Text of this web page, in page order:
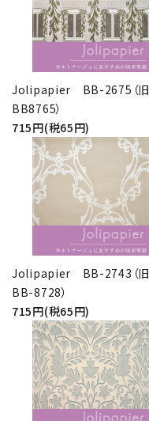
Jolipapier BB-2675（旧
BB8765）
715円(税65円)
Jolipapier BB-2743（旧
BB-8728）
715円(税65円)